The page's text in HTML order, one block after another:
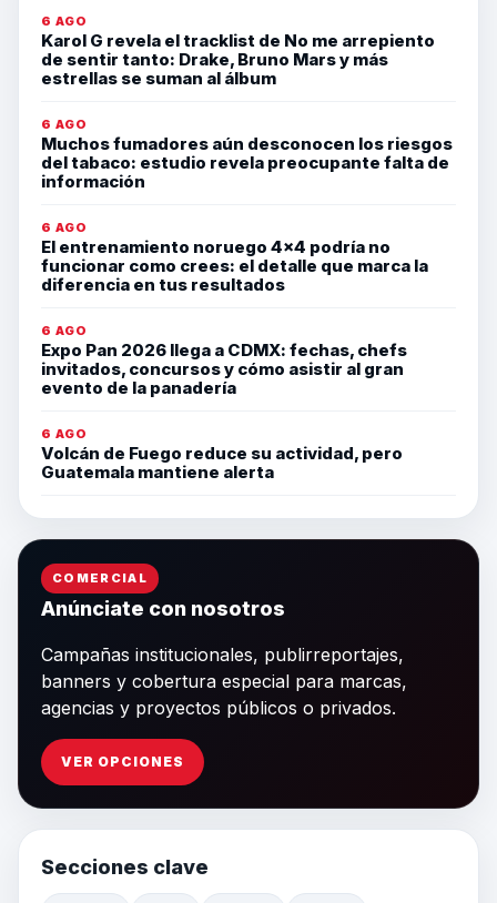
6 AGO
Karol G revela el tracklist de No me arrepiento
de sentir tanto: Drake, Bruno Mars y más
estrellas se suman al álbum
6 AGO
Muchos fumadores aún desconocen los riesgos
del tabaco: estudio revela preocupante falta de
información
6 AGO
El entrenamiento noruego 4×4 podría no
funcionar como crees: el detalle que marca la
diferencia en tus resultados
6 AGO
Expo Pan 2026 llega a CDMX: fechas, chefs
invitados, concursos y cómo asistir al gran
evento de la panadería
6 AGO
Volcán de Fuego reduce su actividad, pero
Guatemala mantiene alerta
COMERCIAL
Anúnciate con nosotros
Campañas institucionales, publirreportajes,
banners y cobertura especial para marcas,
agencias y proyectos públicos o privados.
VER OPCIONES
Secciones clave